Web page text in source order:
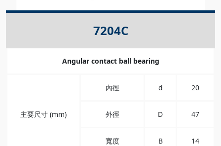
7204C
Angular contact ball bearing
主要尺寸 (mm)
內徑 d 20
外徑 D 47
寬度 B 14